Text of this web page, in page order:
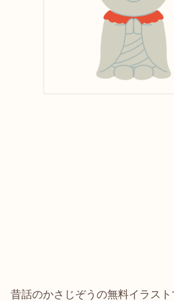
昔話のかさじぞうの無料イラスト